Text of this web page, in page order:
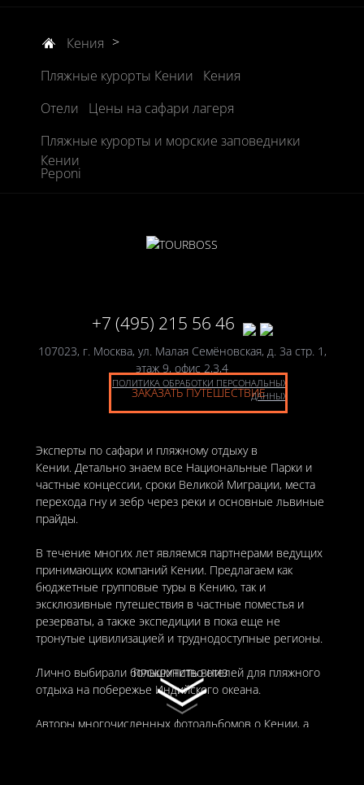
ПРОКРУТИТЬ ВНИЗ
ПРОКРУТИТЬ ВНИЗ
Кения >
Пляжные курорты Кении
Кения
Отели
Цены на сафари лагеря
Пляжные курорты и морские заповедники
Кении
Peponi
+7 (495) 215 56 46
107023, г. Москва, ул. Малая Семёновская, д. 3а стр. 1,
этаж 9, офис 2,3,4
ПОЛИТИКА ОБРАБОТКИ ПЕРСОНАЛЬНЫХ
ДАННЫХ
ЗАКАЗАТЬ ПУТЕШЕСТВИЕ
Эксперты по сафари и пляжному отдыху в
Кении. Детально знаем все Национальные Парки и
частные концессии, сроки Великой Миграции, места
перехода гну и зебр через реки и основные львиные
прайды.
В течение многих лет являемся партнерами ведущих
принимающих компаний Кении. Предлагаем как
бюджетные групповые туры в Кению, так и
эксклюзивные путешествия в частные поместья и
резерваты, а также экспедиции в пока еще не
тронутые цивилизацией и труднодоступные регионы.
Лично выбирали большинство отелей для пляжного
отдыха на побережье Индийского океана.
Авторы многочисленных фотоальбомов о Кении, а